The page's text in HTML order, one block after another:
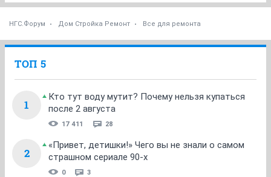
НГС.Форум Дом Стройка Ремонт Все для ремонта
ТОП 5
1
Кто тут воду мутит? Почему нельзя купаться
после 2 августа
17 411 28
2
«Привет, детишки!» Чего вы не знали о самом
страшном сериале 90-х
0 3